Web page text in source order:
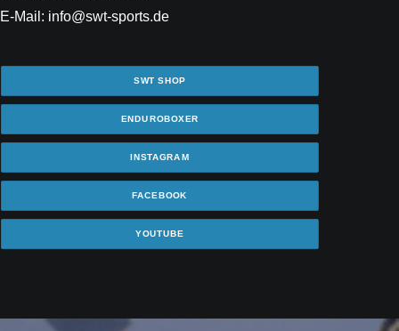
E-Mail: info@swt-sports.de
SWT SHOP
ENDUROBOXER
INSTAGRAM
FACEBOOK
YOUTUBE